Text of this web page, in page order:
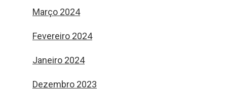
Março 2024
Fevereiro 2024
Janeiro 2024
Dezembro 2023